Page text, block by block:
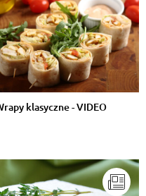
klasyczne - VIDEO